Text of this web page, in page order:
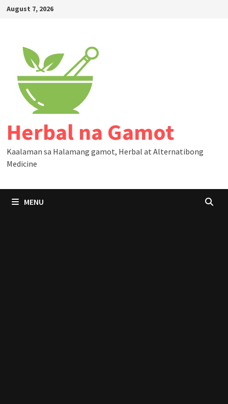
Skip
August 7, 2026
Herbal na Gamot
Kaalaman sa Halamang gamot, Herbal at Alternatibong
Medicine
MENU